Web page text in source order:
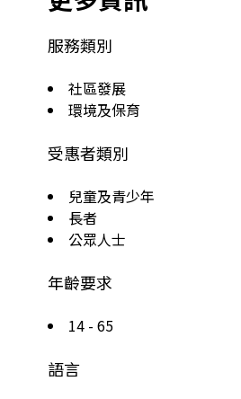
服務類別
社區發展
環境及保育
受惠者類別
兒童及青少年
長者
公眾人士
年齡要求
14 - 65
語言